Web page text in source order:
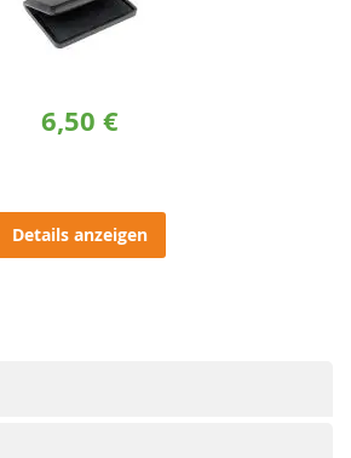
6,50 €
Details anzeigen